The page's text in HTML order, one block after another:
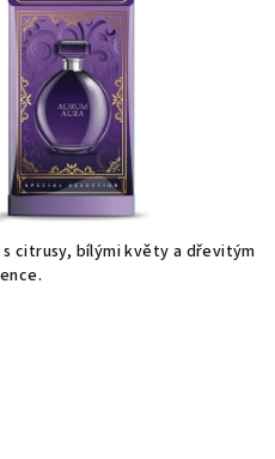
s citrusy, bílými květy a dřevitým